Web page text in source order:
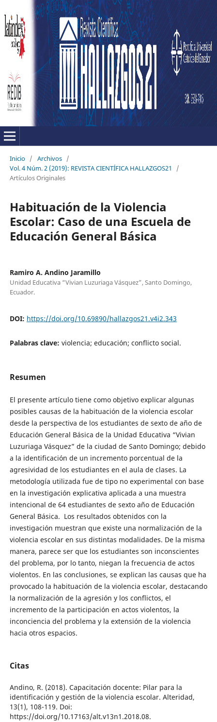
Inicio / Archivos /
Vol. 4 Núm. 2 (2019): REVISTA CIENTÍFICA HALLAZGOS21
/
Artículos Originales
Habituación de la Violencia
Escolar: Caso de una Escuela de
Educación General Básica
Ramiro A. Andino Jaramillo
Unidad Educativa “Vivian Luzuriaga Vásquez”, Santo Domingo,
Ecuador.
DOI: https://doi.org/10.69890/hallazgos21.v4i2.343
Palabras clave: violencia; educación; conflicto social.
Resumen
El presente artículo tiene como objetivo explicar algunas
posibles causas de la habituación de la violencia escolar
desde la perspectiva de los estudiantes de sexto de año de
Educación General Básica de la Unidad Educativa “Vivian
Luzuriaga Vásquez” de la ciudad de Santo Domingo; debido
a la identificación de un incremento porcentual de la
agresividad de los estudiantes en el aula de clases. La
metodología utilizada fue de tipo no experimental con base
en la investigación explicativa aplicada a una muestra
intencional de 64 estudiantes de sexto año de Educación
General Básica. Los resultados obtenidos con la
investigación muestran que existe una normalización de la
violencia escolar en sus distintas modalidades. De la misma
manera, parece ser que los estudiantes son inconscientes
del problema, por lo tanto, niegan la frecuencia de actos
violentos. En las conclusiones, se explican las causas que ha
provocado la habituación de la violencia escolar, destacando
la normalización de la agresión y los conflictos, el
incremento de la participación en actos violentos, la
inconciencia del problema y la extensión de la violencia
hacia otros espacios.
Citas
Andino, R. (2018). Capacitación docente: Pilar para la
identificación y gestión de la violencia escolar. Alteridad,
13(1), 108-119. Doi:
https://doi.org/10.17163/alt.v13n1.2018.08.